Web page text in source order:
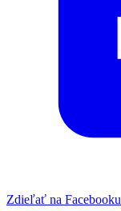
Zdieľať na Facebooku